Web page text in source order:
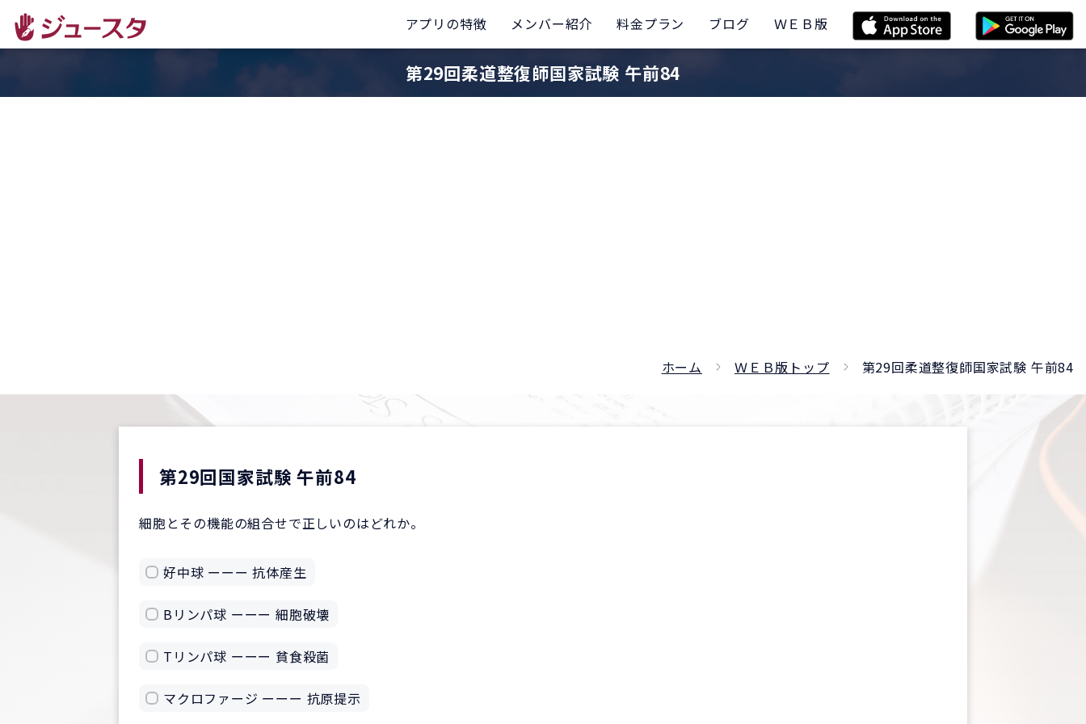
アプリの特徴 メンバー紹介 料金プラン ブログ ＷＥＢ版
第29回柔道整復師国家試験 午前84
ホーム ＷＥＢ版トップ 第29回柔道整復師国家試験 午前84
第29回国家試験 午前84
細胞とその機能の組合せで正しいのはどれか。
好中球 ーーー 抗体産生
Bリンパ球 ーーー 細胞破壊
Tリンパ球 ーーー 貧食殺菌
マクロファージ ーーー 抗原提示